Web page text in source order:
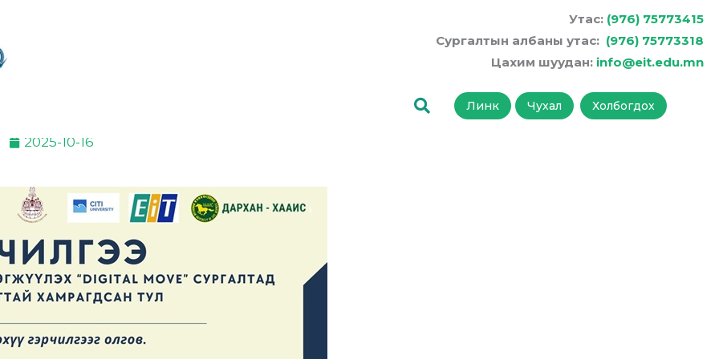
Утас: (976) 75773415
Сургалтын албаны утас: (976) 75773318
Цахим шуудан: info@eit.edu.mn
Линк Чухал Холбогдох
2025-10-16